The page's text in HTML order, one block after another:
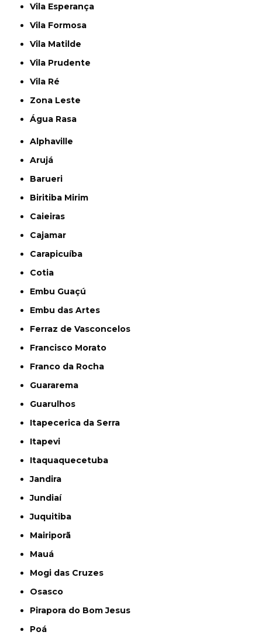
Vila Esperança
Vila Formosa
Vila Matilde
Vila Prudente
Vila Ré
Zona Leste
Água Rasa
Alphaville
Arujá
Barueri
Biritiba Mirim
Caieiras
Cajamar
Carapicuíba
Cotia
Embu Guaçú
Embu das Artes
Ferraz de Vasconcelos
Francisco Morato
Franco da Rocha
Guararema
Guarulhos
Itapecerica da Serra
Itapevi
Itaquaquecetuba
Jandira
Jundiaí
Juquitiba
Mairiporã
Mauá
Mogi das Cruzes
Osasco
Pirapora do Bom Jesus
Poá